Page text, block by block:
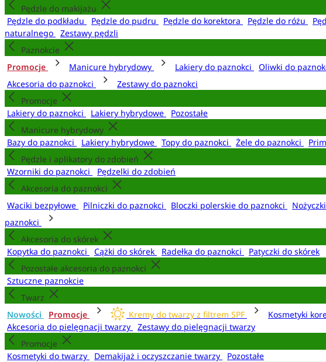
Pędzle do makijażu
Pędzle do podkładu
Pędzle do pudru Pędzle do korektora Pędzle do różu
naturalnego
Zestawy pędzli
Paznokcie
Promocje
Manicure hybrydowy Lakiery do paznokci Oliwki do
Akcesoria do paznokci
Zestawy do paznokci
Promocje
Lakiery do paznokci
Lakiery hybrydowe
Pozostałe
Manicure hybrydowy
Bazy do paznokci
Lakiery hybrydowe Topy do paznokci Żele do paznokci
Pędzle i aplikatory do zdobień
Wzorniki do paznokci
Pędzelki do zdobień
Akcesoria do paznokci
Waciki bezpyłowe
Pilniczki do paznokci Bloczki polerskie do paznokci
paznokci
Akcesoria do skórek
Kopytka do paznokci
Cążki do skórek Radełka do paznokci
Patyczki do skórek
Pozostałe akcesoria do paznokci
Sztuczne paznokcie
Twarz
Nowości
Promocje Kremy do twarzy z filtrem SPF Kosmetyki
Akcesoria do pielęgnacji twarzy
Zestawy do pielęgnacji twarzy
Promocje
Kosmetyki do twarzy
Demakijaż i oczyszczanie twarzy
Pozostałe